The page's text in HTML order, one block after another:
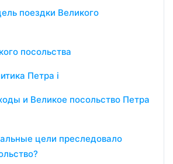
поездки Великого
посольства
Петра i
и Великое посольство Петра
цели преследовало